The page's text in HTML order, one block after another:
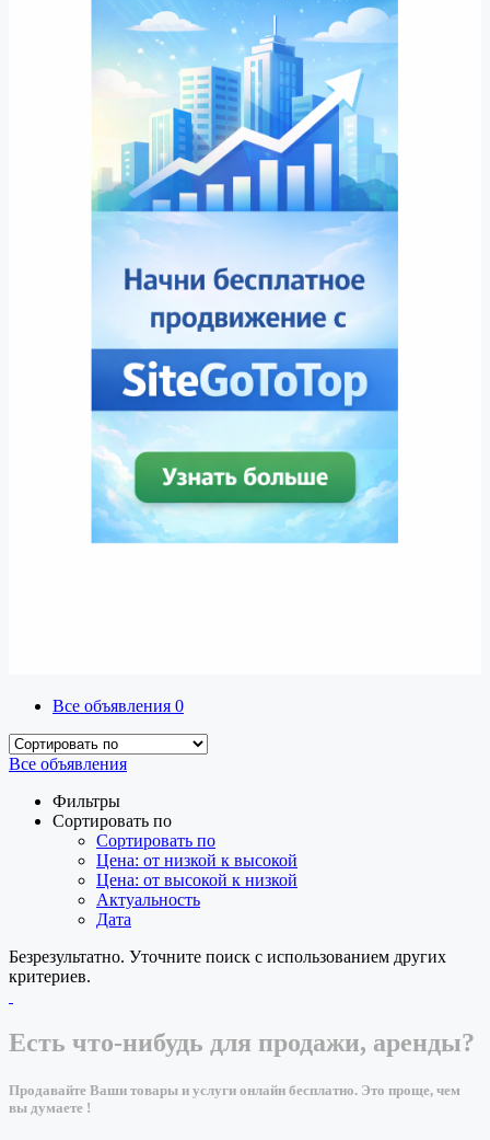
Все объявления 0
Все объявления
Фильтры
Сортировать по
Сортировать по
Цена: от низкой к высокой
Цена: от высокой к низкой
Актуальность
Дата
Безрезультатно. Уточните поиск с использованием других
критериев.
Есть что-нибудь для продажи, аренды?
Продавайте Ваши товары и услуги онлайн бесплатно. Это проще, чем
вы думаете !